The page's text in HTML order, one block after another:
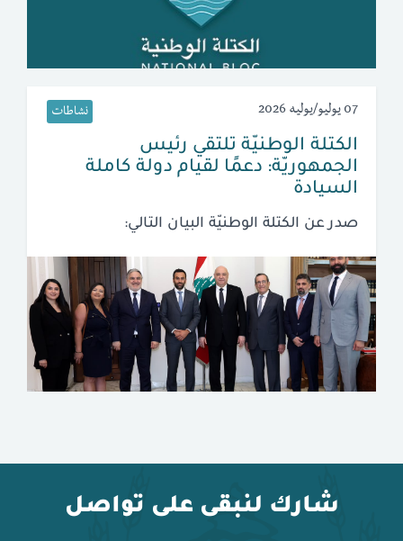
07 يوليو/يوليه 2026 نشاطات
الكتلة الوطنيّة تلتقي رئيس
الجمهوريّة: دعمًا لقيام دولة كاملة
السيادة
صدر عن الكتلة الوطنيّة البيان التالي:
شارك لنبقى على تواصل